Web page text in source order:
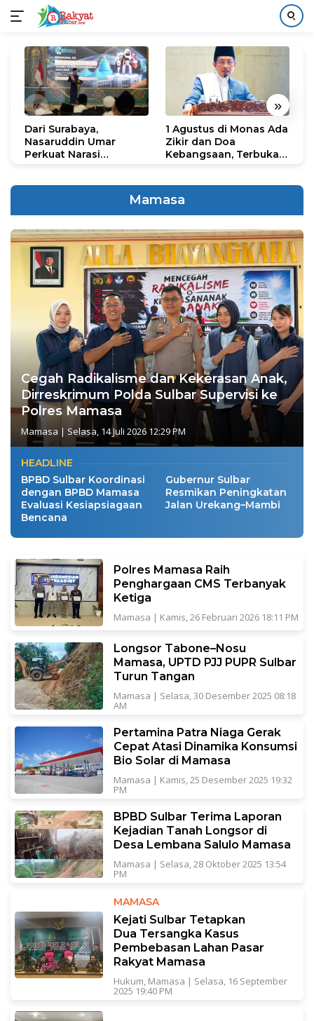
konten
« »
Dari Surabaya,
Nasaruddin Umar
Perkuat Narasi
1 Agustus di Monas Ada
Zikir dan Doa
Kebangsaan, Terbuka
Mamasa
Cegah Radikalisme dan Kekerasan Anak,
Dirreskrimum Polda Sulbar Supervisi ke
Polres Mamasa
Mamasa | Selasa, 14 Juli 2026 12:29 PM
HEADLINE
BPBD Sulbar Koordinasi
dengan BPBD Mamasa
Evaluasi Kesiapsiagaan
Bencana
Gubernur Sulbar
Resmikan Peningkatan
Jalan Urekang–Mambi
Polres Mamasa Raih
Penghargaan CMS Terbanyak
Ketiga
Mamasa | Kamis, 26 Februari 2026 18:11 PM
Longsor Tabone–Nosu
Mamasa, UPTD PJJ PUPR Sulbar
Turun Tangan
Mamasa | Selasa, 30 Desember 2025 08:18
AM
Pertamina Patra Niaga Gerak
Cepat Atasi Dinamika Konsumsi
Bio Solar di Mamasa
Mamasa | Kamis, 25 Desember 2025 19:32
PM
BPBD Sulbar Terima Laporan
Kejadian Tanah Longsor di
Desa Lembana Salulo Mamasa
Mamasa | Selasa, 28 Oktober 2025 13:54
PM
MAMASA
Kejati Sulbar Tetapkan
Dua Tersangka Kasus
Pembebasan Lahan Pasar
Rakyat Mamasa
Hukum, Mamasa | Selasa, 16 September
2025 19:40 PM